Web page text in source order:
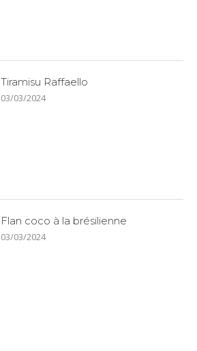
Tiramisu Raffaello
03/03/2024
Flan coco à la brésilienne
03/03/2024